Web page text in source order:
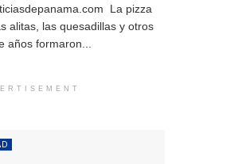
La pizza
alitas, las quesadillas y otros
años formaron...